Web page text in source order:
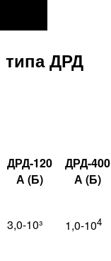
типа ДРД
ДРД-120
А (Б)
ДРД-400
А (Б)
3,0-10³ 1,0-104